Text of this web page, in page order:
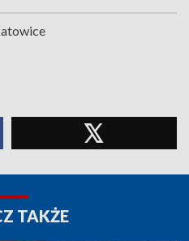
TAKŻE